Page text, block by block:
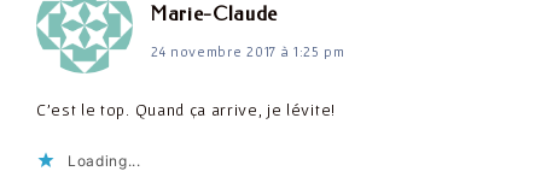
Marie-Claudedit :
24 novembre 2017 à 1:25 pm
C'est le top. Quand ça arrive, je lévite!
Loading...